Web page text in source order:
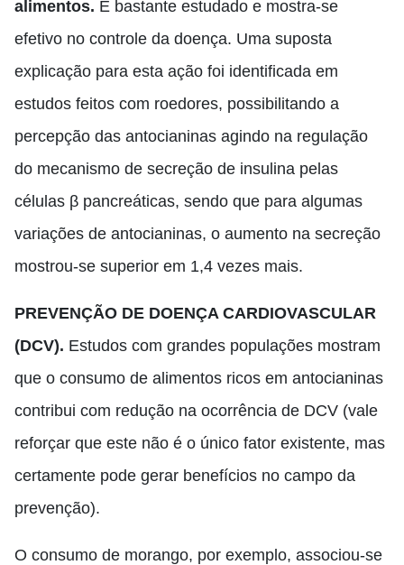
alimentos. É bastante estudado e mostra-se
efetivo no controle da doença. Uma suposta
explicação para esta ação foi identificada em
estudos feitos com roedores, possibilitando a
percepção das antocianinas agindo na regulação
do mecanismo de secreção de insulina pelas
células β pancreáticas, sendo que para algumas
variações de antocianinas, o aumento na secreção
mostrou-se superior em 1,4 vezes mais.
PREVENÇÃO DE DOENÇA CARDIOVASCULAR
(DCV). Estudos com grandes populações mostram
que o consumo de alimentos ricos em antocianinas
contribui com redução na ocorrência de DCV (vale
reforçar que este não é o único fator existente, mas
certamente pode gerar benefícios no campo da
prevenção).
O consumo de morango, por exemplo, associou-se